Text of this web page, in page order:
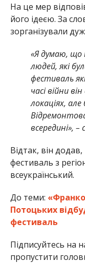
На це мер
його ідеєю. За
зорганізували
«Я думаю, що
людей, які
фестиваль
часі війни
локаціях,
всередині», –
Відтак, він
фестиваль з
всеукраїнський.
До теми: «Франко
Потоцьких
фестиваль
Підписуйтесь на
пропустити